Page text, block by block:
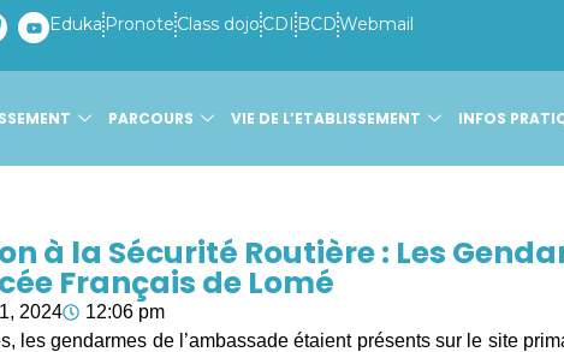
Eduka Pronote Class dojo CDI BCDWebmail
PARCOURS VIE DE L’ETABLISSEMENT INFOS
à la Sécurité Routière : Les
Français de Lomé
2024
12:06 pm
les gendarmes de l’ambassade étaient présents sur le site